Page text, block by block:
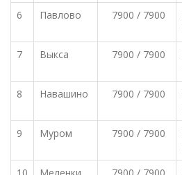
6
Павлово 7900 / 7900
7
Выкса 7900 / 7900
8
Навашино 7900 / 7900
9
Муром 7900 / 7900